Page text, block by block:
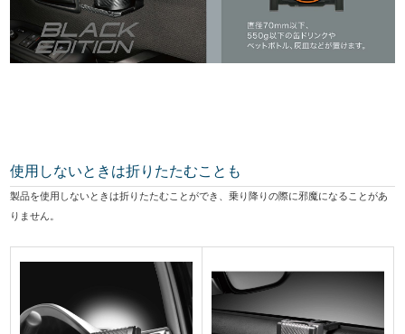
使用しないときは折りたたむことも
製品を使用しないときは折りたたむことができ、乗り降りの際に邪魔になることがあ
りません。